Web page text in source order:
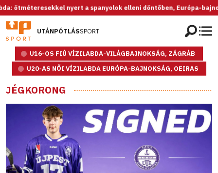
nyert a spanyolok elleni döntőben, Európa-bajnok az U20-as
UTÁNPÓTLÁSSPORT
U16-OS FIÚ VÍZILABDA-VILÁGBAJNOKSÁG, ZÁGRÁB
U20-AS NŐI VÍZILABDA EURÓPA-BAJNOKSÁG, OEIRAS
JÉGKORONG